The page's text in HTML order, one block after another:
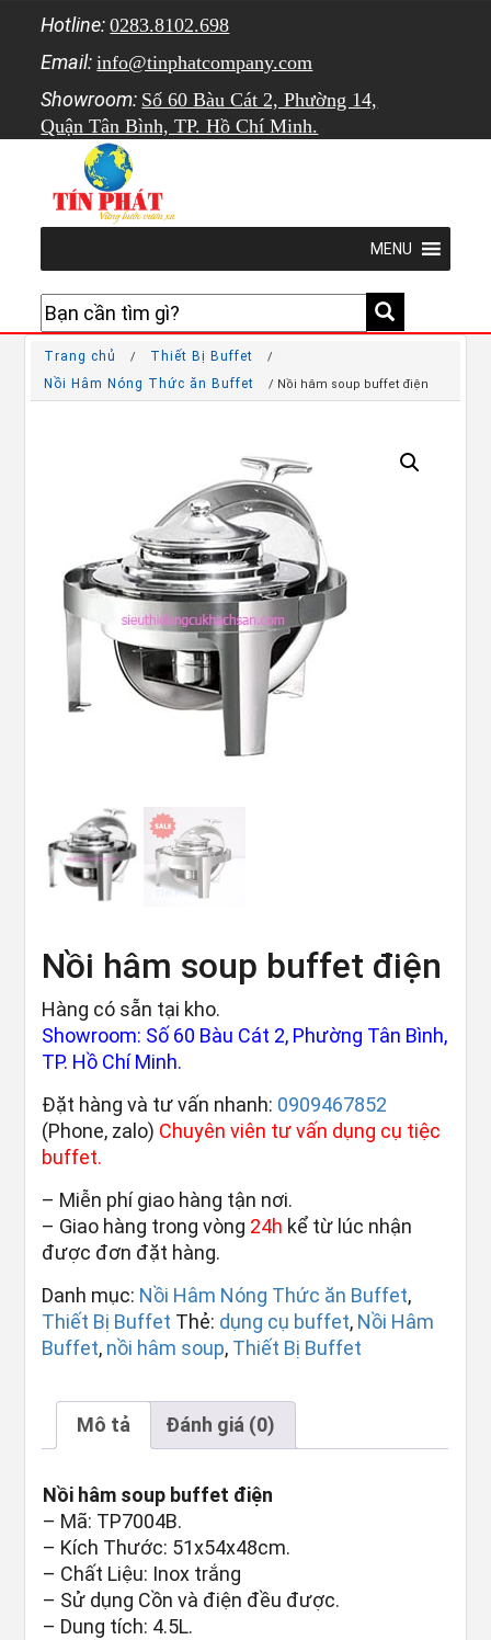
Hotline: 0283.8102.698
Email: info@tinphatcompany.com
Showroom: Số 60 Bàu Cát 2, Phường 14,
Quận Tân Bình, TP. Hồ Chí Minh.
MENU
Trang chủ / Thiết Bị Buffet /
Nồi Hâm Nóng Thức ăn Buffet / Nồi hâm soup buffet điện
Nồi hâm soup buffet điện
Hàng có sẵn tại kho.
Showroom: Số 60 Bàu Cát 2, Phường Tân Bình,
TP. Hồ Chí Minh.
Đặt hàng và tư vấn nhanh: 0909467852
(Phone, zalo) Chuyên viên tư vấn dụng cụ tiệc
buffet.
– Miễn phí giao hàng tận nơi.
– Giao hàng trong vòng 24h kể từ lúc nhận
được đơn đặt hàng.
Danh mục: Nồi Hâm Nóng Thức ăn Buffet,
Thiết Bị Buffet Thẻ: dụng cụ buffet, Nồi Hâm
Buffet, nồi hâm soup, Thiết Bị Buffet
Mô tả Đánh giá (0)
Nồi hâm soup buffet điện
– Mã: TP7004B.
– Kích Thước: 51x54x48cm.
– Chất Liệu: Inox trắng
– Sử dụng Cồn và điện đều được.
– Dung tích: 4.5L.